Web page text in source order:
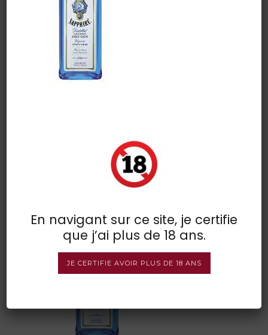
Warning: Trying to access array offset
on value of type null in
/htdocs/drinkjullien.be/wp-
content/themes/oshin/content.php
on line28
POSTED BY : VINSDIRECT / 0 COMMENTS
En navigant sur ce site, je certifie
que j’ai plus de 18 ans.
JE CERTIFIE AVOIR PLUS DE 18 ANS